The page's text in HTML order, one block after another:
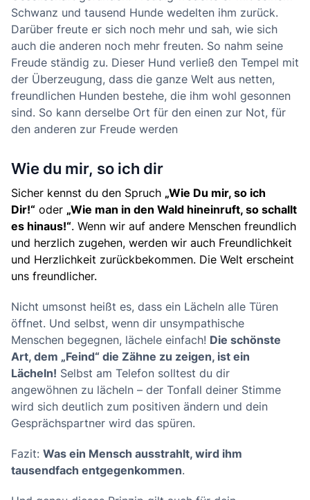
Schwanz und tausend Hunde wedelten ihm zurück.
Darüber freute er sich noch mehr und sah, wie sich
auch die anderen noch mehr freuten. So nahm seine
Freude ständig zu. Dieser Hund verließ den Tempel mit
der Überzeugung, dass die ganze Welt aus netten,
freundlichen Hunden bestehe, die ihm wohl gesonnen
sind. So kann derselbe Ort für den einen zur Not, für
den anderen zur Freude werden
Wie du mir, so ich dir
Sicher kennst du den Spruch „Wie Du mir, so ich
Dir!“ oder „Wie man in den Wald hineinruft, so schallt
es hinaus!“. Wenn wir auf andere Menschen freundlich
und herzlich zugehen, werden wir auch Freundlichkeit
und Herzlichkeit zurückbekommen. Die Welt erscheint
uns freundlicher.
Nicht umsonst heißt es, dass ein Lächeln alle Türen
öffnet. Und selbst, wenn dir unsympathische
Menschen begegnen, lächele einfach! Die schönste
Art, dem „Feind“ die Zähne zu zeigen, ist ein
Lächeln! Selbst am Telefon solltest du dir
angewöhnen zu lächeln – der Tonfall deiner Stimme
wird sich deutlich zum positiven ändern und dein
Gesprächspartner wird das spüren.
Fazit: Was ein Mensch ausstrahlt, wird ihm
tausendfach entgegenkommen.